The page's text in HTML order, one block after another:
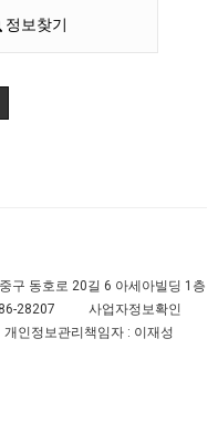
정보찾기
구 동호로 20길 6 아세아빌딩 1층
28207
사업자정보확인
개인정보관리책임자 : 이재성